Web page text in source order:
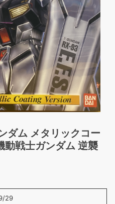
ダム メタリックコー
動戦士ガンダム 逆襲
29